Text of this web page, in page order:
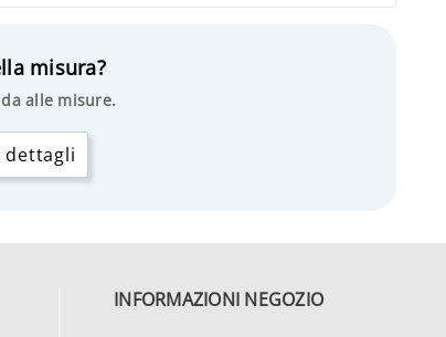
misura?
alle misure.
INFORMAZIONI NEGOZIO